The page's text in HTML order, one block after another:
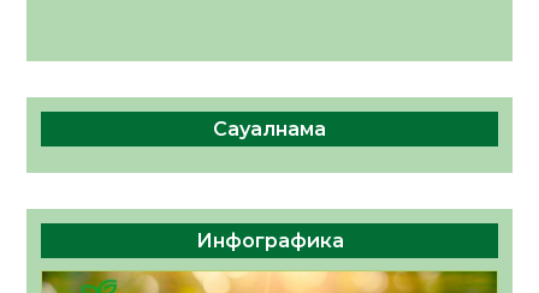
Сауалнама
Инфографика